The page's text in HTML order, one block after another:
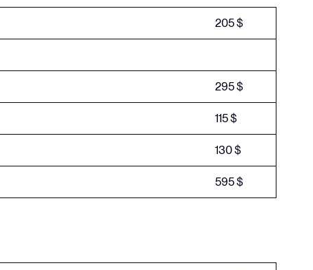
205 $
295 $
115 $
130 $
595 $